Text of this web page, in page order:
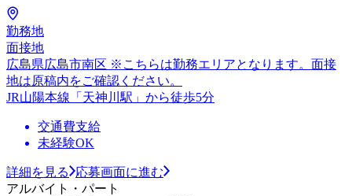
勤務地
面接地
広島県広島市南区 ※こちらは勤務エリアとなります。面接
地は原稿内をご確認ください。
JR山陽本線「天神川駅」から徒歩5分
交通費支給
未経験OK
詳細を見る
応募画面に進む
アルバイト・パート